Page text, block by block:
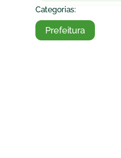
Categorias:
Prefeitura